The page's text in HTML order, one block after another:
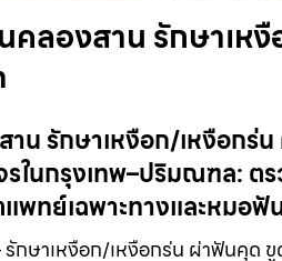
ลองสาน รักษาเห
น รักษาเหงือก/เหงือก
นกรุงเทพ–ปริมณฑล: ต
ทย์เฉพาะทางและหมอฟั
กษาเหงือก/เหงือกร่น ผ่าฟันคุด